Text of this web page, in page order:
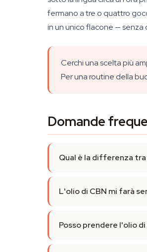
fermano a tre o quattro
in un unico flacone —
Cerchi una scelta più
Per una routine della
Domande
Qual è la differenza tra
L'olio di CBN mi farà
Posso prendere l'olio